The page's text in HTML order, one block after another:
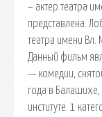
– актер театра
представлена.
театра имени Вл.
Данный фильм
— комедии,
года в Балашихе,
институте. 1